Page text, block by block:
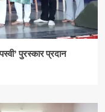
पुरस्कार प्रदान